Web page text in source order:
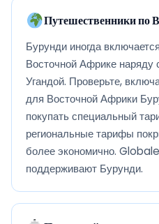
Путешественники по
Бурунди иногда
Восточной Африке наряду
Угандой. Проверьте,
для Восточной Африки
покупать специальный
региональные тарифы
более экономично.
поддерживают Бурунди.